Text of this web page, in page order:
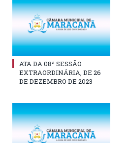
ATA DA 08ª SESSÃO
EXTRAORDINÁRIA, DE 26
DE DEZEMBRO DE 2023